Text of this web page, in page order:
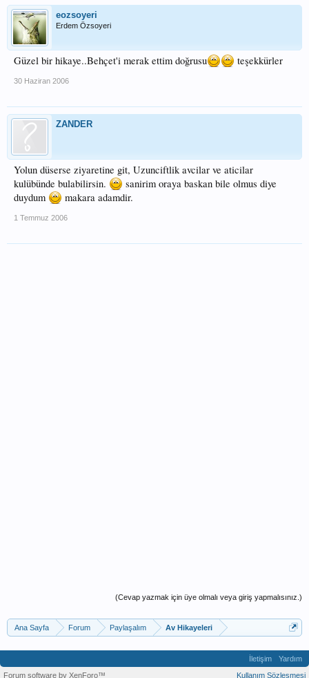
eozsoyeri
Erdem Özsoyeri
Güzel bir hikaye..Behçet'i merak ettim doğrusu teşekkürler
30 Haziran 2006
ZANDER
Yolun düserse ziyaretine git, Uzunciftlik avcilar ve aticilar
kulübünde bulabilirsin.
sanirim oraya baskan bile olmus diye
duydum
makara adamdir.
1 Temmuz 2006
(Cevap yazmak için üye olmalı veya giriş yapmalısınız.)
Ana Sayfa Forum Paylaşalım Av Hikayeleri
İletişim
Yardım
Kullanım Sözleşmesi
Forum software by XenForo™